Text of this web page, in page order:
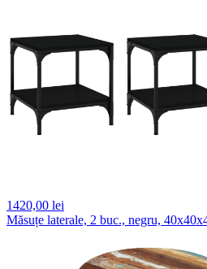
1420,00 lei
Măsuțe laterale, 2 buc., negru,